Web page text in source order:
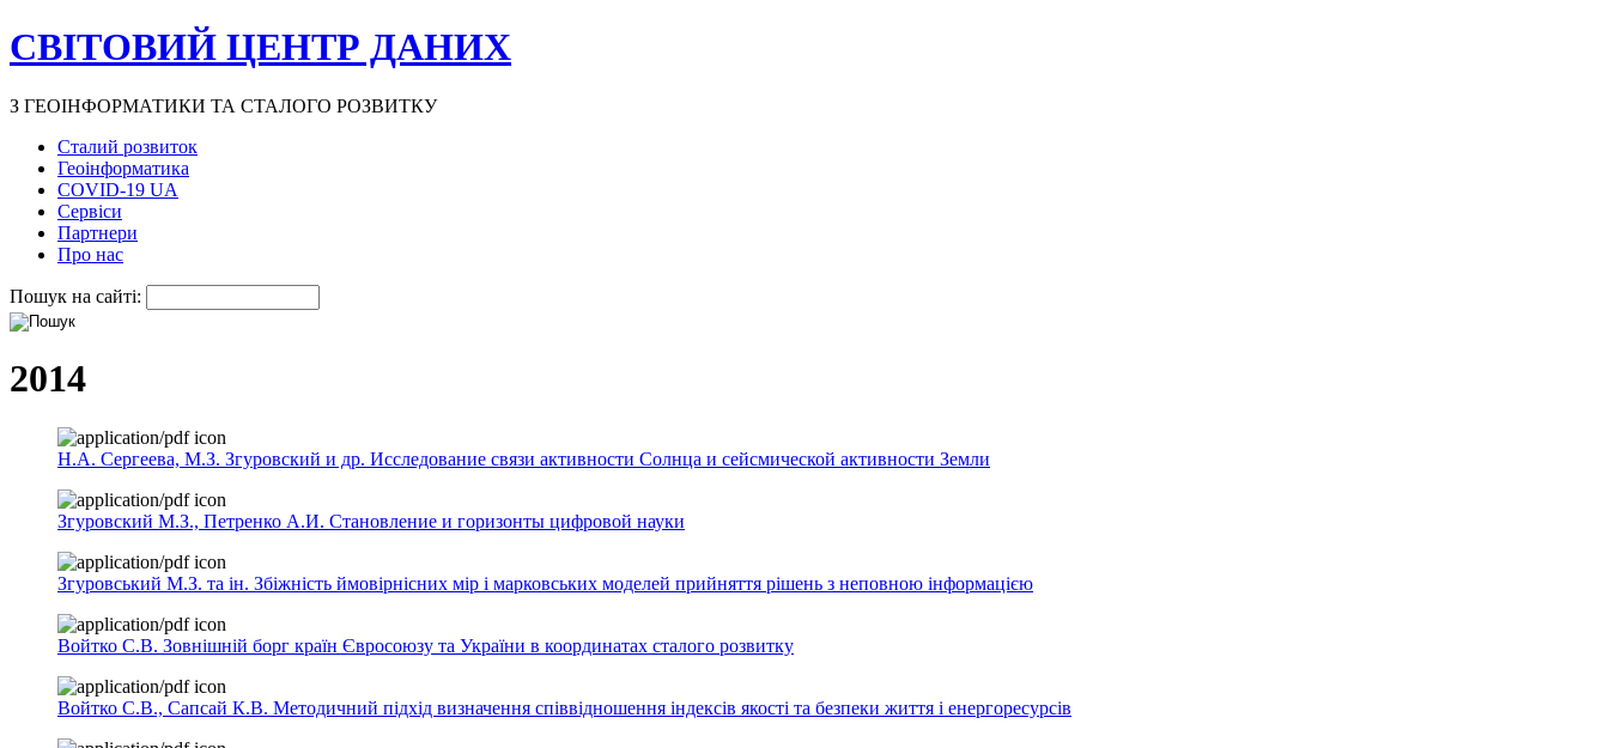
СВІТОВИЙ ЦЕНТР ДАНИХ
З ГЕОІНФОРМАТИКИ ТА СТАЛОГО РОЗВИТКУ
Сталий розвиток
Геоінформатика
COVID-19 UA
Сервіси
Партнери
Про нас
Пошук на сайті:
2014
Н.А. Сергеева, М.З. Згуровский и др. Исследование связи активности Солнца и сейсмической активности Земли
Згуровский М.З., Петренко А.И. Становление и горизонты цифровой науки
Згуровський М.З. та ін. Збіжність ймовірнісних мір і марковських моделей прийняття рішень з неповною інформацією
Войтко С.В. Зовнішній борг країн Євросоюзу та України в координатах сталого розвитку
Войтко С.В., Сапсай К.В. Методичний підхід визначення співвідношення індексів якості та безпеки життя і енергоресурсів